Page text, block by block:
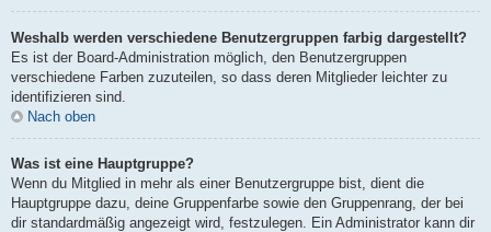
Weshalb werden verschiedene Benutzergruppen farbig dargestellt?
Es ist der Board-Administration möglich, den Benutzergruppen
verschiedene Farben zuzuteilen, so dass deren Mitglieder leichter zu
identifizieren sind.
Nach oben
Was ist eine Hauptgruppe?
Wenn du Mitglied in mehr als einer Benutzergruppe bist, dient die
Hauptgruppe dazu, deine Gruppenfarbe sowie den Gruppenrang, der bei
dir standardmäßig angezeigt wird, festzulegen. Ein Administrator kann dir